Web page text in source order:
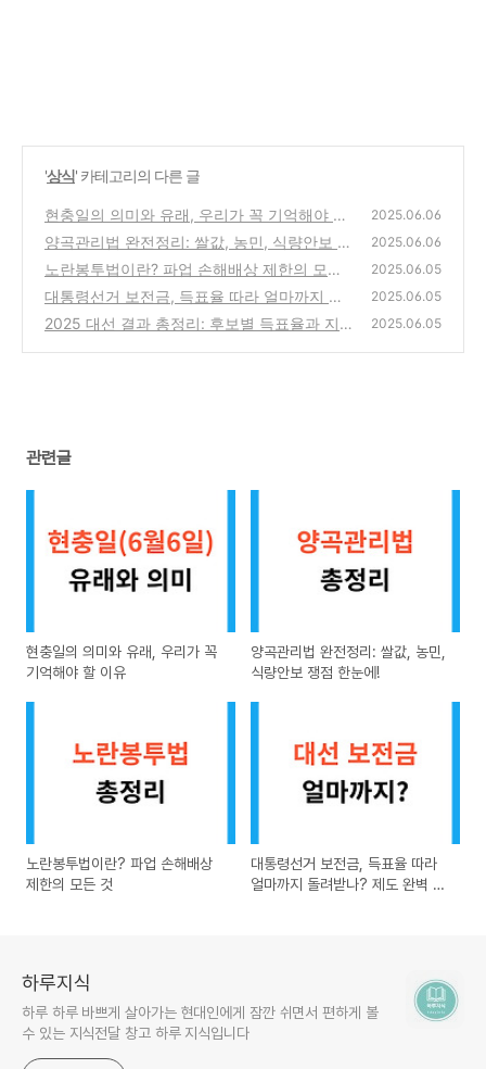
'상식' 카테고리의 다른 글
현충일의 의미와 유래, 우리가 꼭 기억해야 할
이유
(5)
2025.06.06
양곡관리법 완전정리: 쌀값, 농민, 식량안보 쟁
점 한눈에!
(2)
2025.06.06
노란봉투법이란? 파업 손해배상 제한의 모든
것
(0)
2025.06.05
대통령선거 보전금, 득표율 따라 얼마까지 돌
려받나? 제도 완벽 해설
(4)
2025.06.05
2025 대선 결과 총정리: 후보별 득표율과 지역
2025.06.05
관련글
현충일의 의미와 유래, 우리가 꼭
기억해야 할 이유
양곡관리법 완전정리: 쌀값, 농민,
식량안보 쟁점 한눈에!
노란봉투법이란? 파업 손해배상
제한의 모든 것
대통령선거 보전금, 득표율 따라
얼마까지 돌려받나? 제도 완벽 해
하루지식
하루 하루 바쁘게 살아가는 현대인에게 잠깐 쉬면서 편하게 볼
수 있는 지식전달 창고 하루 지식입니다